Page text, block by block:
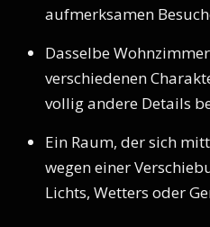
aufmerksamen
Dasselbe
verschiedenen
vollig andere Details
Ein Raum, der sich
wegen einer
Lichts, Wetters oder